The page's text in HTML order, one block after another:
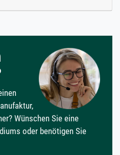
Wünschen Sie eine
oder benötigen Sie